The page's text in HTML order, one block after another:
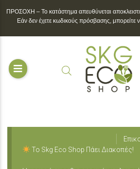
ΠΡΟΣΟΧΗ – To κατάστημα απευθύνεται
Εάν δεν έχετε κωδικούς πρόσβασης, μπορείτε
Το Skg Eco Shop Πάει Διακοπές!